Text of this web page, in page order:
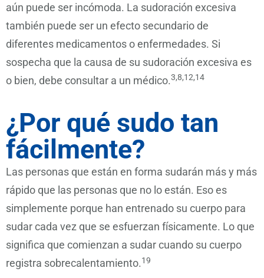
aún puede ser incómoda. La sudoración excesiva
también puede ser un efecto secundario de
diferentes medicamentos o enfermedades. Si
sospecha que la causa de su sudoración excesiva es
o bien, debe consultar a un médico.3,8,12,14
¿Por qué sudo tan
fácilmente?
Las personas que están en forma sudarán más y más
rápido que las personas que no lo están. Eso es
simplemente porque han entrenado su cuerpo para
sudar cada vez que se esfuerzan físicamente. Lo que
significa que comienzan a sudar cuando su cuerpo
registra sobrecalentamiento.19